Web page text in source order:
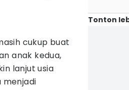
cukup buat
anak kedua,
lanjut usia
menjadi
Tonton